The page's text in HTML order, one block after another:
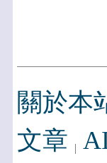
關於本
文章